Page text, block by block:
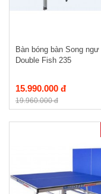
Bàn bóng bàn Song ngư
Double Fish 235
15.990.000 đ
19.960.000 đ